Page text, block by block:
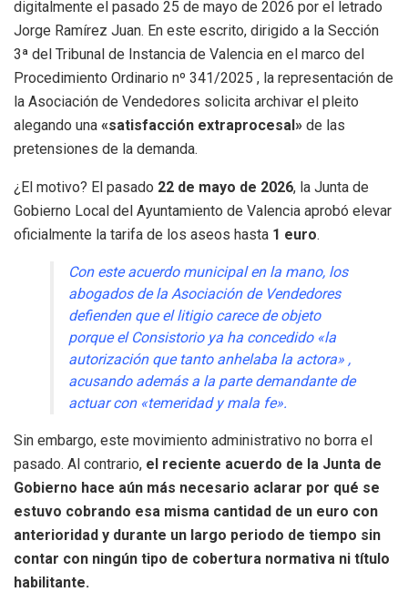
digitalmente el pasado 25 de mayo de 2026 por el letrado
Jorge Ramírez Juan. En este escrito, dirigido a la Sección
3ª del Tribunal de Instancia de Valencia en el marco del
Procedimiento Ordinario nº 341/2025 , la representación de
la Asociación de Vendedores solicita archivar el pleito
alegando una «satisfacción extraprocesal» de las
pretensiones de la demanda.
¿El motivo? El pasado 22 de mayo de 2026, la Junta de
Gobierno Local del Ayuntamiento de Valencia aprobó elevar
oficialmente la tarifa de los aseos hasta 1 euro.
Con este acuerdo municipal en la mano, los
abogados de la Asociación de Vendedores
defienden que el litigio carece de objeto
porque el Consistorio ya ha concedido «la
autorización que tanto anhelaba la actora» ,
acusando además a la parte demandante de
actuar con «temeridad y mala fe».
Sin embargo, este movimiento administrativo no borra el
pasado. Al contrario, el reciente acuerdo de la Junta de
Gobierno hace aún más necesario aclarar por qué se
estuvo cobrando esa misma cantidad de un euro con
anterioridad y durante un largo periodo de tiempo sin
contar con ningún tipo de cobertura normativa ni título
habilitante.